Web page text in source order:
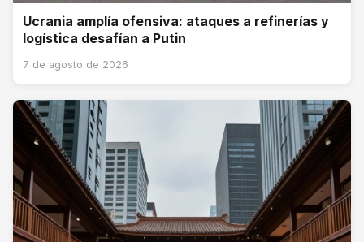
Ucrania amplía ofensiva: ataques a refinerías y
logística desafían a Putin
7 de agosto de 2026